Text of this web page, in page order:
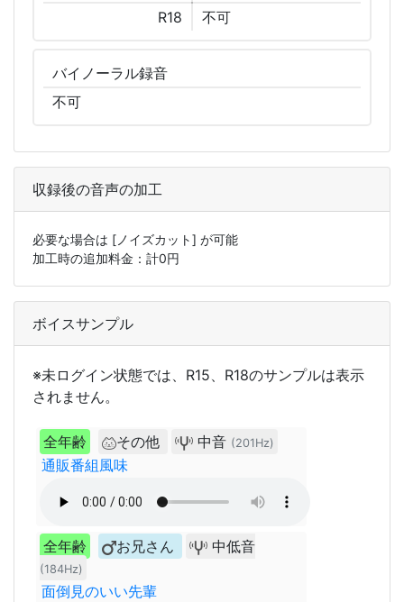
R18
不可
バイノーラル録音
不可
収録後の音声の加工
必要な場合は [ノイズカット] が可能
加工時の追加料金：計0円
ボイスサンプル
※未ログイン状態では、R15、R18のサンプルは表示
されません。
全年齢 その他 中音 (201Hz)
通販番組風味
全年齢 お兄さん 中低音
(184Hz)
面倒見のいい先輩